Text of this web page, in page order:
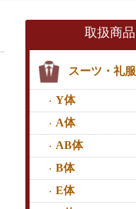
取扱商品
スーツ・礼服
Y体
A体
AB体
B体
E体